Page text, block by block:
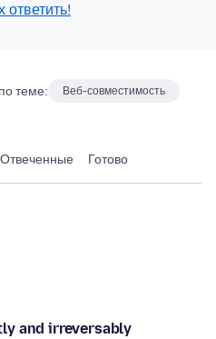
ответить!
теме: Веб-совместимость
Отвеченные Готово
and irreversably